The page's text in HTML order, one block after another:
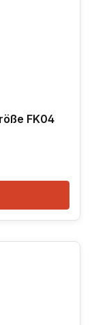
FK04